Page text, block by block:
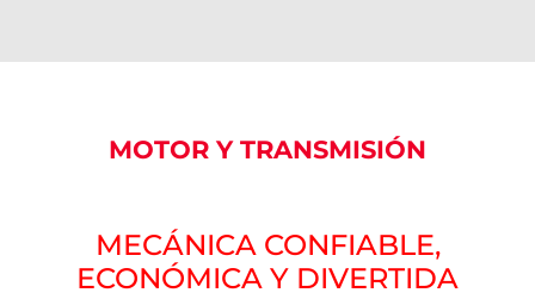
MOTOR Y TRANSMISIÓN
MECÁNICA CONFIABLE,
ECONÓMICA Y DIVERTIDA